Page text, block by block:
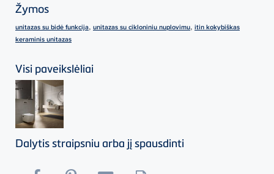
Žymos
unitazas su bidė funkcija, unitazas su cikloniniu nuplovimu, itin kokybiškas
keraminis unitazas
Visi paveikslėliai
Dalytis straipsniu arba jį spausdinti